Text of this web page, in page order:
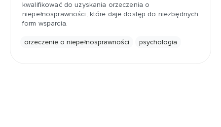
kwalifikować do uzyskania orzeczenia o
niepełnosprawności, które daje dostęp do niezbędnych
form wsparcia.
orzeczenie o niepełnosprawności psychologia